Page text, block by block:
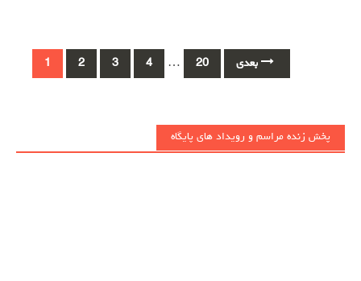
navigation
1 2 3 4 … 20
پخش زنده مراسم و رویداد های پایگاه